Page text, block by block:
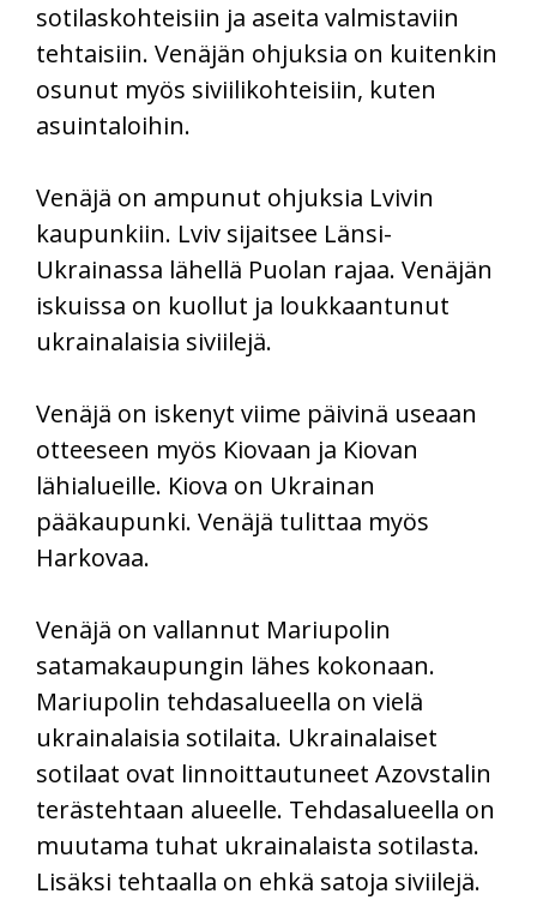
sotilaskohteisiin ja aseita valmistaviin
tehtaisiin. Venäjän ohjuksia on kuitenkin
osunut myös siviilikohteisiin, kuten
asuintaloihin.
Venäjä on ampunut ohjuksia Lvivin
kaupunkiin. Lviv sijaitsee Länsi-
Ukrainassa lähellä Puolan rajaa. Venäjän
iskuissa on kuollut ja loukkaantunut
ukrainalaisia siviilejä.
Venäjä on iskenyt viime päivinä useaan
otteeseen myös Kiovaan ja Kiovan
lähialueille. Kiova on Ukrainan
pääkaupunki. Venäjä tulittaa myös
Harkovaa.
Venäjä on vallannut Mariupolin
satamakaupungin lähes kokonaan.
Mariupolin tehdasalueella on vielä
ukrainalaisia sotilaita. Ukrainalaiset
sotilaat ovat linnoittautuneet Azovstalin
terästehtaan alueelle. Tehdasalueella on
muutama tuhat ukrainalaista sotilasta.
Lisäksi tehtaalla on ehkä satoja siviilejä.